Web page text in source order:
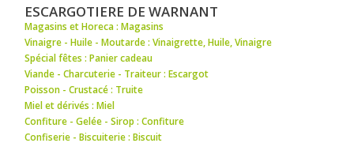
ESCARGOTIERE DE WARNANT
Magasins et Horeca : Magasins
Vinaigre - Huile - Moutarde : Vinaigrette,Huile,Vinaigre
Spécial fêtes : Panier cadeau
Viande - Charcuterie - Traiteur : Escargot
Poisson - Crustacé : Truite
Miel et dérivés : Miel
Confiture - Gelée - Sirop : Confiture
Confiserie - Biscuiterie : Biscuit